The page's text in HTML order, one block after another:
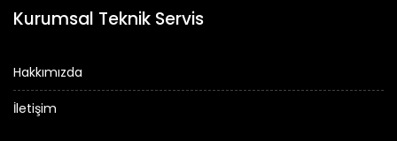
Kurumsal Teknik Servis
Hakkımızda
İletişim